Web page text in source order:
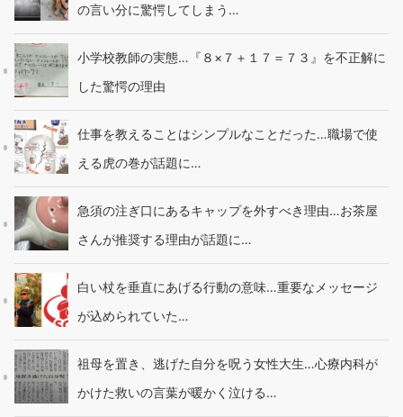
の言い分に驚愕してしまう…
小学校教師の実態…『８×７＋１７＝７３』を不正解に
した驚愕の理由
仕事を教えることはシンプルなことだった…職場で使
える虎の巻が話題に…
急須の注ぎ口にあるキャップを外すべき理由…お茶屋
さんが推奨する理由が話題に…
白い杖を垂直にあげる行動の意味…重要なメッセージ
が込められていた…
祖母を置き、逃げた自分を呪う女性大生…心療内科が
かけた救いの言葉が暖かく泣ける…